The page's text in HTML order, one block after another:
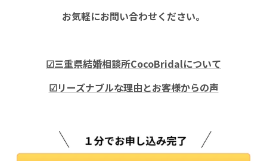
お気軽にお問い合わせください。
☑三重県結婚相談所CocoBridalについて
☑リーズナブルな理由とお客様からの声